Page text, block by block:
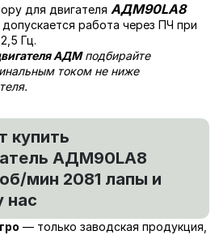
для двигателя АДМ90LA8
допускается работа через ПЧ при
Гц.
АДМподбирайте
током не ниже
купить
АДМ90LA8
мин 2081 лапы и
нас
— только заводская продукция,